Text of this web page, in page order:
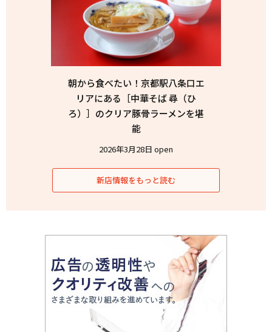
朝から食べたい！京都駅八条口エ
リアにある［中華そば 尋（ひ
ろ）］のクリア豚骨ラーメンを堪
能
2026年3月28日 open
新店情報をもっと読む